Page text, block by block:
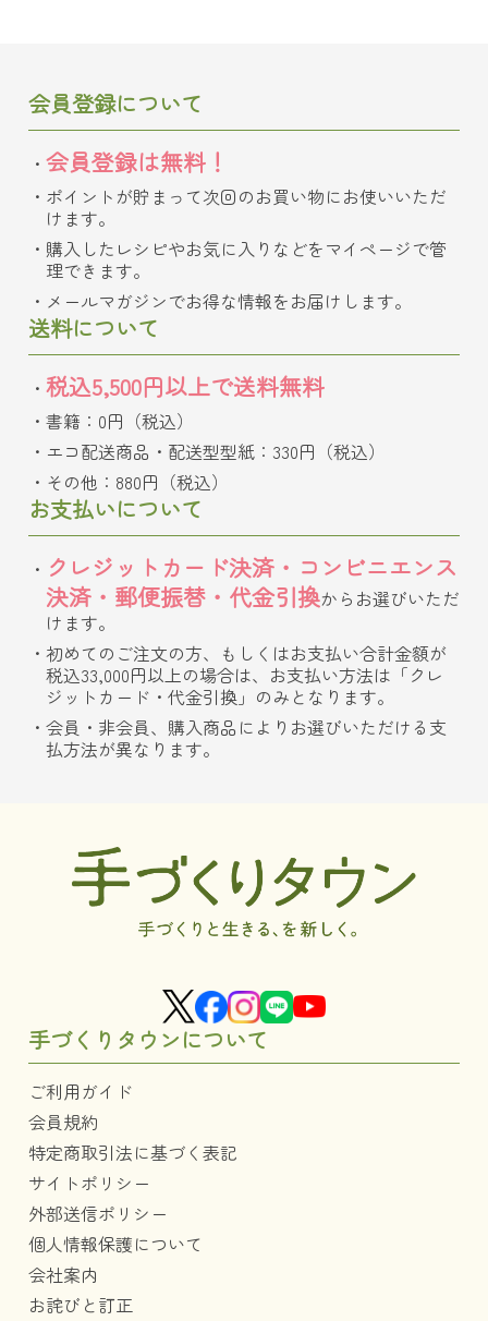
会員登録について
会員登録は無料！
ポイントが貯まって次回のお買い物にお使いいただ
けます。
購入したレシピやお気に入りなどをマイページで管
理できます。
メールマガジンでお得な情報をお届けします。
送料について
税込5,500円以上で送料無料
書籍：0円（税込）
エコ配送商品・配送型型紙：330円（税込）
その他：880円（税込）
お支払いについて
クレジットカード決済・コンビニエンス
決済・郵便振替・代金引換からお選びいただ
けます。
初めてのご注文の方、もしくはお支払い合計金額が
税込33,000円以上の場合は、お支払い方法は「クレ
ジットカード・代金引換」のみとなります。
会員・非会員、購入商品によりお選びいただける支
払方法が異なります。
手づくりタウンについて
ご利用ガイド
会員規約
特定商取引法に基づく表記
サイトポリシー
外部送信ポリシー
個人情報保護について
会社案内
お詫びと訂正